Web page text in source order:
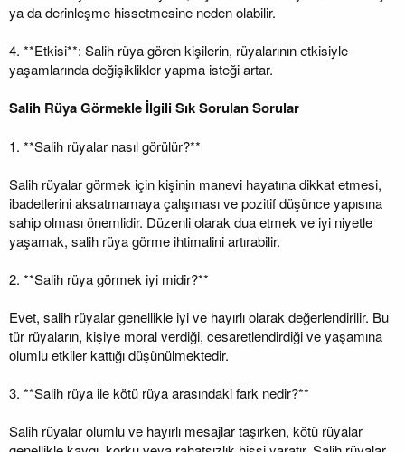
ya da derinleşme hissetmesine neden olabilir.
4. **Etkisi**: Salih rüya gören kişilerin, rüyalarının etkisiyle
yaşamlarında değişiklikler yapma isteği artar.
Salih Rüya Görmekle İlgili Sık Sorulan Sorular
1. **Salih rüyalar nasıl görülür?**
Salih rüyalar görmek için kişinin manevi hayatına dikkat etmesi,
ibadetlerini aksatmamaya çalışması ve pozitif düşünce yapısına
sahip olması önemlidir. Düzenli olarak dua etmek ve iyi niyetle
yaşamak, salih rüya görme ihtimalini artırabilir.
2. **Salih rüya görmek iyi midir?**
Evet, salih rüyalar genellikle iyi ve hayırlı olarak değerlendirilir. Bu
tür rüyaların, kişiye moral verdiği, cesaretlendirdiği ve yaşamına
olumlu etkiler kattığı düşünülmektedir.
3. **Salih rüya ile kötü rüya arasındaki fark nedir?**
Salih rüyalar olumlu ve hayırlı mesajlar taşırken, kötü rüyalar